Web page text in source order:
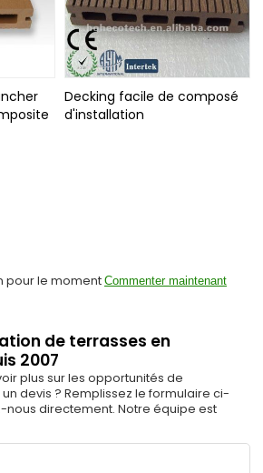
Decking facile de composé
d'installation
pour le moment Commenter maintenant
de terrasses en
2007
plus sur les opportunités de
devis ? Remplissez le formulaire ci-
directement. Notre équipe est